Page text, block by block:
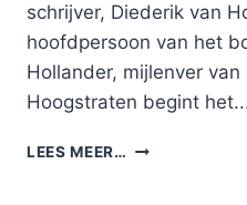
schrijver, Diederik van
hoofdpersoon van het
Hollander, mijlenver
Hoogstraten begint
LEES MEER… DE